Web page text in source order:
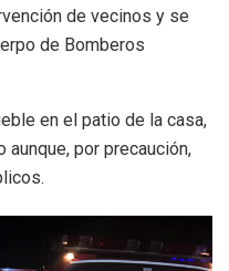
de vecinos y se
de Bomberos
en el patio de la casa,
por precaución,